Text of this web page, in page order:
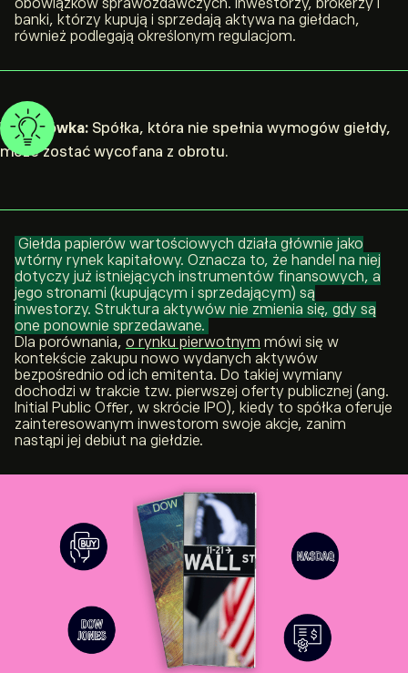
obowiązków sprawozdawczych. Inwestorzy, brokerzy i
banki, którzy kupują i sprzedają aktywa na giełdach,
również podlegają określonym regulacjom.
Wskazówka: Spółka, która nie spełnia wymogów giełdy,
może zostać wycofana z obrotu.
Giełda papierów wartościowych działa głównie jako
wtórny rynek kapitałowy. Oznacza to, że handel na niej
dotyczy już istniejących instrumentów finansowych, a
jego stronami (kupującym i sprzedającym) są
inwestorzy. Struktura aktywów nie zmienia się, gdy są
one ponownie sprzedawane.
Dla porównania, o rynku pierwotnym mówi się w
kontekście zakupu nowo wydanych aktywów
bezpośrednio od ich emitenta. Do takiej wymiany
dochodzi w trakcie tzw. pierwszej oferty publicznej (ang.
Initial Public Offer, w skrócie IPO), kiedy to spółka oferuje
zainteresowanym inwestorom swoje akcje, zanim
nastąpi jej debiut na giełdzie.